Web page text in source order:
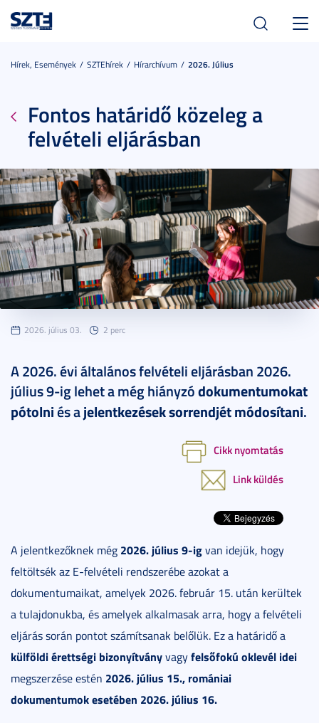
Hírek, Események SZTEhírek Hírarchívum 2026. Július
Fontos határidő közeleg a
felvételi eljárásban
2026. július 03. 2 perc
A 2026. évi általános felvételi eljárásban 2026.
július 9-ig lehet a még hiányzódokumentumokat
pótolniés ajelentkezések sorrendjét módosítani.
Cikk nyomtatás
Link küldés
A jelentkezőknek még 2026. július 9-igvan idejük, hogy
feltöltsék az E-felvételi rendszerébe azokat a
dokumentumaikat, amelyek 2026. február 15. után kerültek
a tulajdonukba, és amelyek alkalmasak arra, hogy a felvételi
eljárás során pontot számítsanak belőlük. Ez a határidő a
külföldi érettségi bizonyítványvagyfelsőfokú oklevél idei
megszerzése estén 2026. július 15., romániai
dokumentumok esetében 2026. július 16.